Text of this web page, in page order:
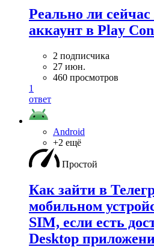
Реально ли сейчас
аккаунт в Play
2 подписчика
27 июн.
460 просмотров
1
ответ
Android
+2 ещё
Простой
Как зайти в
мобильном
SIM, если есть
Desktop